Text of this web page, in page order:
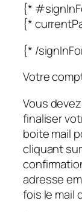
{*
{*
{* /
Votre
Vous
finaliser
boite mail
cliquant
adresse
fois le mail